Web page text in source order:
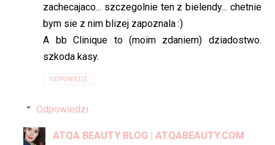
zachecajaco... szczegolnie ten z bielendy... chetnie
bym sie z nim blizej zapoznala :)
A bb Clinique to (moim zdaniem) dziadostwo.
szkoda kasy.
ODPOWIEDZ
Odpowiedzi
ATQA BEAUTY BLOG | ATQABEAUTY.COM